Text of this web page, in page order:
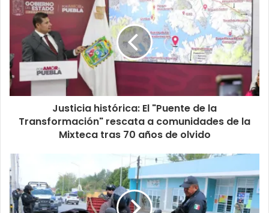
Justicia histórica: El "Puente de la
Transformación" rescata a comunidades de la
Mixteca tras 70 años de olvido